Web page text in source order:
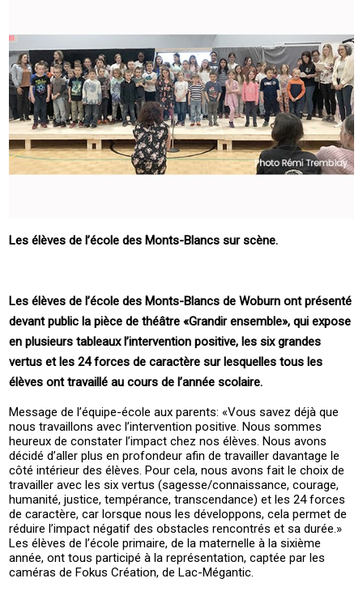
Les élèves de l’école des Monts-Blancs sur scène.
Les élèves de l’école des Monts-Blancs de Woburn ont présenté
devant public la pièce de théâtre «Grandir ensemble», qui expose
en plusieurs tableaux l’intervention positive, les six grandes
vertus et les 24 forces de caractère sur lesquelles tous les
élèves ont travaillé au cours de l’année scolaire.
Message de l’équipe-école aux parents: «Vous savez déjà que
nous travaillons avec l’intervention positive. Nous sommes
heureux de constater l’impact chez nos élèves. Nous avons
décidé d’aller plus en profondeur afin de travailler davantage le
côté intérieur des élèves. Pour cela, nous avons fait le choix de
travailler avec les six vertus (sagesse/connaissance, courage,
humanité, justice, tempérance, transcendance) et les 24 forces
de caractère, car lorsque nous les développons, cela permet de
réduire l’impact négatif des obstacles rencontrés et sa durée.»
Les élèves de l’école primaire, de la maternelle à la sixième
année, ont tous participé à la représentation, captée par les
caméras de Fokus Création, de Lac-Mégantic.